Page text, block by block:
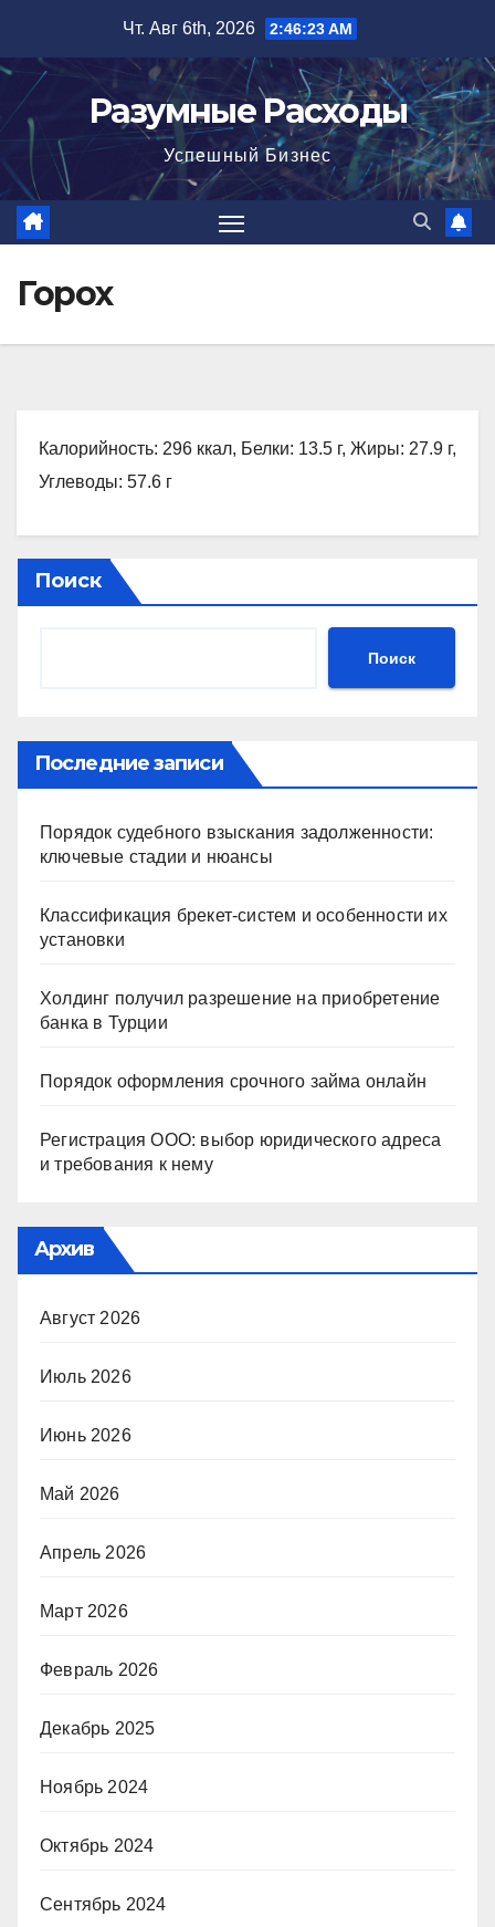
содержимому
Чт. Авг 6th, 2026 2:46:24 AM
Разумные Расходы
Успешный Бизнес
Горох
Калорийность: 296 ккал, Белки: 13.5 г, Жиры: 27.9 г,
Углеводы: 57.6 г
Поиск
Поиск
Последние записи
Порядок судебного взыскания задолженности:
ключевые стадии и нюансы
Классификация брекет-систем и особенности их
установки
Холдинг получил разрешение на приобретение
банка в Турции
Порядок оформления срочного займа онлайн
Регистрация ООО: выбор юридического адреса
и требования к нему
Архив
Август 2026
Июль 2026
Июнь 2026
Май 2026
Апрель 2026
Март 2026
Февраль 2026
Декабрь 2025
Ноябрь 2024
Октябрь 2024
Сентябрь 2024